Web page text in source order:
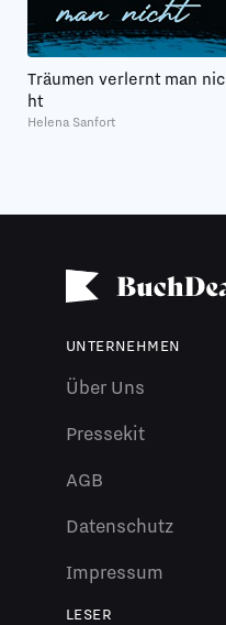
Träumen verlernt man nic
ht
Helena Sanfort
UNTERNEHMEN
Über Uns
Pressekit
AGB
Datenschutz
Impressum
LESER